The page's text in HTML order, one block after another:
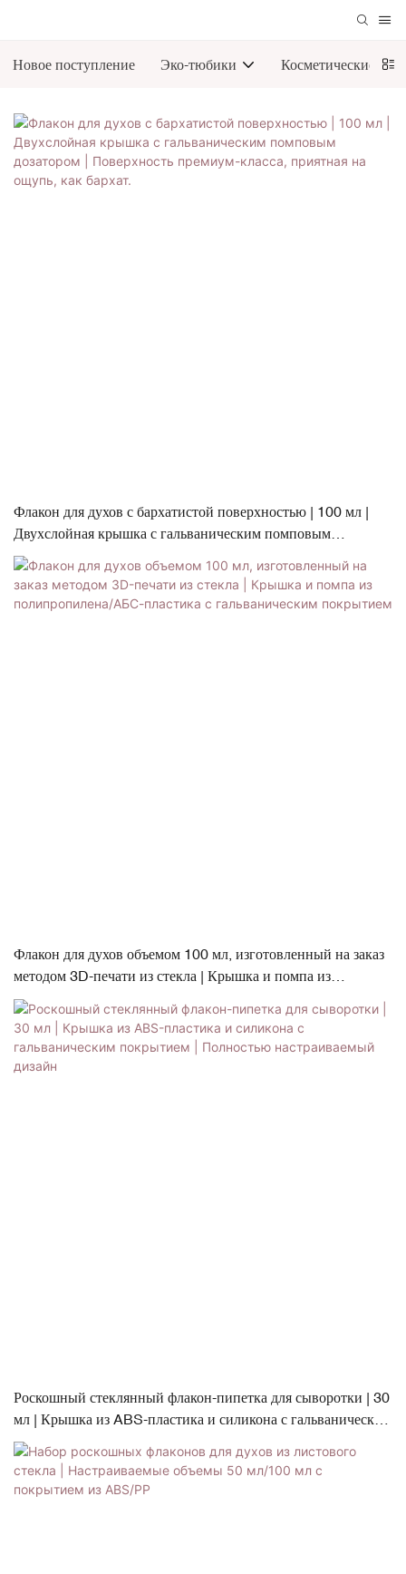
Новое поступление Эко-тюбики Косметические
Флакон для духов с бархатистой поверхностью | 100 мл |
Двухслойная крышка с гальваническим помповым
дозатором | Поверхность премиум-класса, приятная на
ощупь, как бархат.
Флакон для духов объемом 100 мл, изготовленный на заказ
методом 3D-печати из стекла | Крышка и помпа из
полипропилена/АБС-пластика с гальваническим покрытием
Роскошный стеклянный флакон-пипетка для сыворотки | 30
мл | Крышка из ABS-пластика и силикона с гальваническим
покрытием | Полностью настраиваемый дизайн